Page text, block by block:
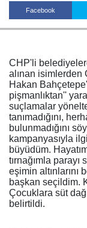
Facebook
CHP'li
alınan isimlerden
Hakan
pişmanlıktan''
suçlamalar
tanımadığını,
bulunmadığını
kampanyasıyla
büyüdüm.
tırnağımla
eşimin
başkan seçildim.
Çocuklara süt
belirtildi.